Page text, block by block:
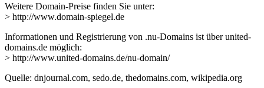
Weitere Domain-Preise finden Sie unter:
> http://www.domain-spiegel.de
Informationen und Registrierung von .nu-Domains ist über united-
domains.de möglich:
> http://www.united-domains.de/nu-domain/
Quelle: dnjournal.com, sedo.de, thedomains.com, wikipedia.org